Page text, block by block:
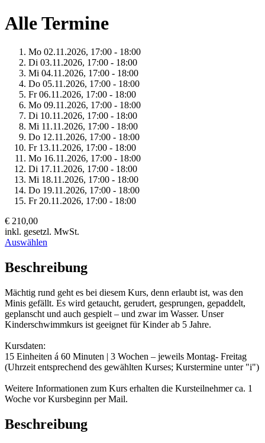
Alle Termine
Mo 02.11.2026, 17:00 - 18:00
Di 03.11.2026, 17:00 - 18:00
Mi 04.11.2026, 17:00 - 18:00
Do 05.11.2026, 17:00 - 18:00
Fr 06.11.2026, 17:00 - 18:00
Mo 09.11.2026, 17:00 - 18:00
Di 10.11.2026, 17:00 - 18:00
Mi 11.11.2026, 17:00 - 18:00
Do 12.11.2026, 17:00 - 18:00
Fr 13.11.2026, 17:00 - 18:00
Mo 16.11.2026, 17:00 - 18:00
Di 17.11.2026, 17:00 - 18:00
Mi 18.11.2026, 17:00 - 18:00
Do 19.11.2026, 17:00 - 18:00
Fr 20.11.2026, 17:00 - 18:00
€ 210,00
inkl. gesetzl. MwSt.
Auswählen
Beschreibung
Mächtig rund geht es bei diesem Kurs, denn erlaubt ist, was den
Minis gefällt. Es wird getaucht, gerudert, gesprungen, gepaddelt,
geplanscht und auch gespielt – und zwar im Wasser. Unser
Kinderschwimmkurs ist geeignet für Kinder ab 5 Jahre.
Kursdaten:
15 Einheiten á 60 Minuten | 3 Wochen – jeweils Montag- Freitag
(Uhrzeit entsprechend des gewählten Kurses; Kurstermine unter "i")
Weitere Informationen zum Kurs erhalten die Kursteilnehmer ca. 1
Woche vor Kursbeginn per Mail.
Beschreibung